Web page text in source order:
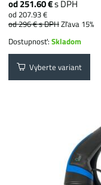
od 251.60 €s DPH
od 207.93 €
od 296 €s DPHZľava 15%
Dostupnosť:Skladom
Vyberte variant